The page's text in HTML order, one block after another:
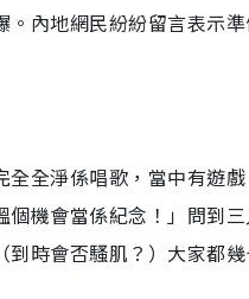
內地網民紛紛留言表示
全淨係唱歌，當中有遊
機會當係紀念！」問到
時會否騷肌？）大家都